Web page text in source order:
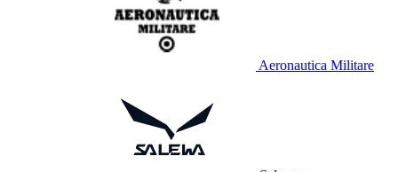
Aeronautica Militare